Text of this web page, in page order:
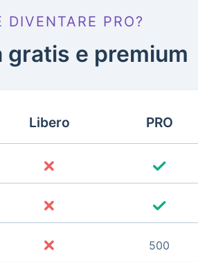
DIVENTARE PRO?
gratis e premium
Libero PRO
500